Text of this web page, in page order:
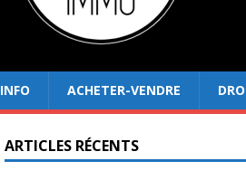
INFO ACHETER-VENDRE
ARTICLES RÉCENTS